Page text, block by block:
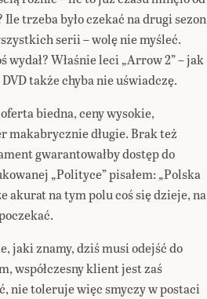
trzeba było czekać na drugi sezon
serii – wolę nie myśleć.
wydał? Właśnie leci „Arrow 2” – jak
także chyba nie uświadczę.
biedna, ceny wysokie,
makabrycznie długie. Brak też
gwarantowałby dostęp do
„Polityce” pisałem: „Polska
akurat na tym polu coś się dzieje, na
jaki znamy, dziś musi odejść do
współczesny klient jest zaś
nie toleruje więc smyczy w postaci